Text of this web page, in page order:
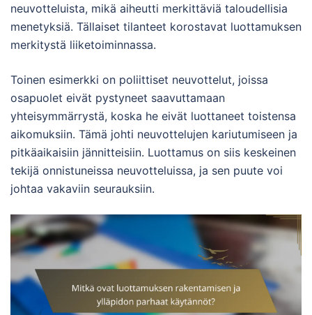
neuvotteluista, mikä aiheutti merkittäviä taloudellisia
menetyksiä. Tällaiset tilanteet korostavat luottamuksen
merkitystä liiketoiminnassa.
Toinen esimerkki on poliittiset neuvottelut, joissa
osapuolet eivät pystyneet saavuttamaan
yhteisymmärrystä, koska he eivät luottaneet toistensa
aikomuksiin. Tämä johti neuvottelujen kariutumiseen ja
pitkäaikaisiin jännitteisiin. Luottamus on siis keskeinen
tekijä onnistuneissa neuvotteluissa, ja sen puute voi
johtaa vakaviin seurauksiin.